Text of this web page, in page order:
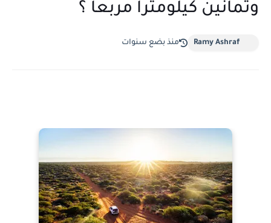
وثمانين كيلومترا مربعا ؟
Ramy Ashraf منذ بضع سنوات